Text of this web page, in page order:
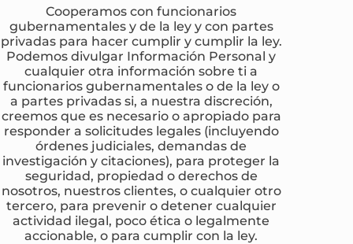
Cooperamos con funcionarios
gubernamentales y de la ley y con partes
privadas para hacer cumplir y cumplir la ley.
Podemos divulgar Información Personal y
cualquier otra información sobre ti a
funcionarios gubernamentales o de la ley o
a partes privadas si, a nuestra discreción,
creemos que es necesario o apropiado para
responder a solicitudes legales (incluyendo
órdenes judiciales, demandas de
investigación y citaciones), para proteger la
seguridad, propiedad o derechos de
nosotros, nuestros clientes, o cualquier otro
tercero, para prevenir o detener cualquier
actividad ilegal, poco ética o legalmente
accionable, o para cumplir con la ley.